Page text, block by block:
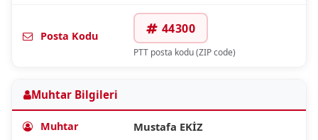
Posta Kodu 44300
PTT posta kodu (ZIP code)
Muhtar Bilgileri
Muhtar Mustafa EKİZ